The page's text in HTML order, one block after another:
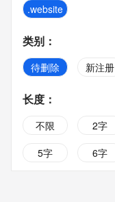
.website
类别 ：
待删除 新注册
长度 ：
不限 2字
5字
6字